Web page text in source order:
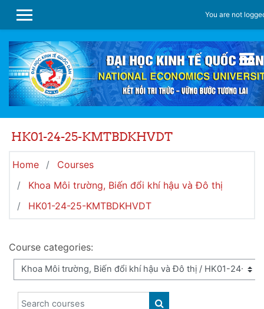
SIDE PANEL
You are not
HK01-24-25-KMTBDKHVDT
Home
Courses
Khoa Môi trường, Biến đổi khí hậu và Đô thị
HK01-24-25-KMTBDKHVDT
Course categories:
Search courses